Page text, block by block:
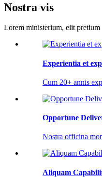
Nostra vis
Lorem ministerium, elit pretium
Experientia et
Cum 20+ annis
Opportune
Nostra officina
Aliquam